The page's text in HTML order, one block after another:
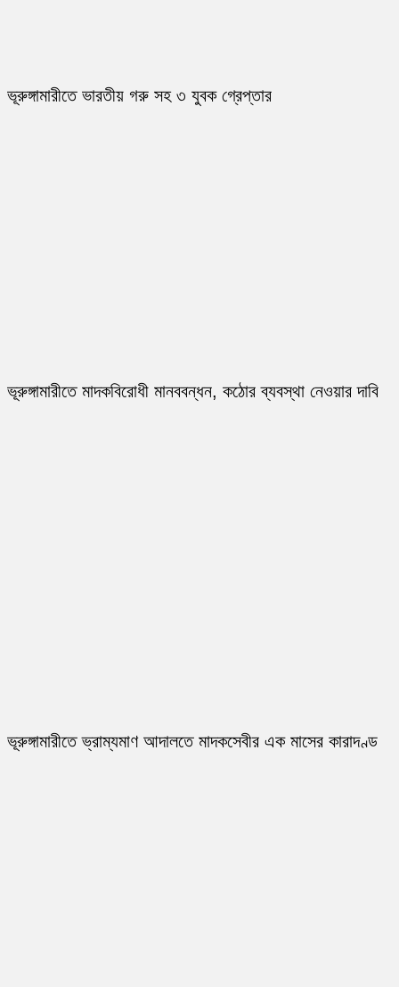
ভূরুঙ্গামারীতে ভারতীয় গরু সহ ৩ যুবক গ্রেপ্তার
ভূরুঙ্গামারীতে মাদকবিরোধী মানববন্ধন, কঠোর ব্যবস্থা নেওয়ার দাবি
ভূরুঙ্গামারীতে ভ্রাম্যমাণ আদালতে মাদকসেবীর এক মাসের কারাদণ্ড